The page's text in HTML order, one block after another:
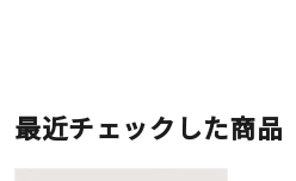
最近チェックした商品